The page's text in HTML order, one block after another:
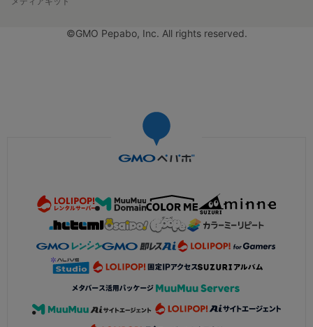
©GMO Pepabo, Inc. All rights reserved.